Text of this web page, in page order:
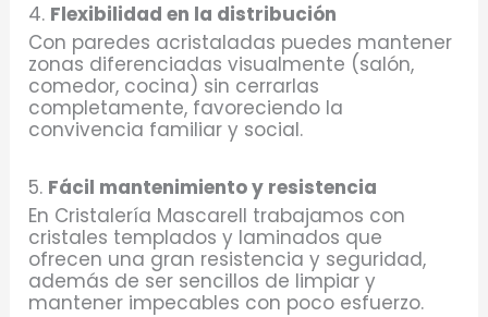
4. Flexibilidad en la distribución
Con paredes acristaladas puedes mantener
zonas diferenciadas visualmente (salón,
comedor, cocina) sin cerrarlas
completamente, favoreciendo la
convivencia familiar y social.
5. Fácil mantenimiento y resistencia
En Cristalería Mascarell trabajamos con
cristales templados y laminados que
ofrecen una gran resistencia y seguridad,
además de ser sencillos de limpiar y
mantener impecables con poco esfuerzo.